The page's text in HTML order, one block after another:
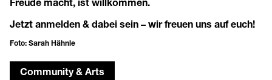
Jetzt anmelden & dabei sein – wir freuen uns auf euch!
Foto: Sarah Hähnle
Community & Arts